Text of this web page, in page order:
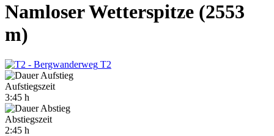
Namloser Wetterspitze (2553
m)
T2
Aufstiegszeit
3:45 h
Abstiegszeit
2:45 h